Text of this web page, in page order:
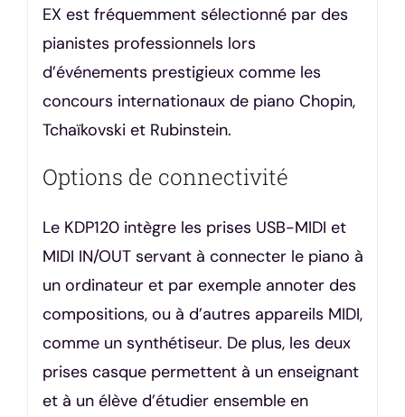
EX est fréquemment sélectionné par des
pianistes professionnels lors
d’événements prestigieux comme les
concours internationaux de piano Chopin,
Tchaïkovski et Rubinstein.
Options de connectivité
Le KDP120 intègre les prises USB-MIDI et
MIDI IN/OUT servant à connecter le piano à
un ordinateur et par exemple annoter des
compositions, ou à d’autres appareils MIDI,
comme un synthétiseur. De plus, les deux
prises casque permettent à un enseignant
et à un élève d’étudier ensemble en